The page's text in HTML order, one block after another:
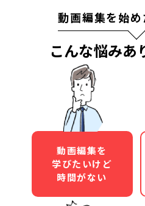
動画編集を始
こんな悩みあ
動画編集を
学びたいけど
時間がない